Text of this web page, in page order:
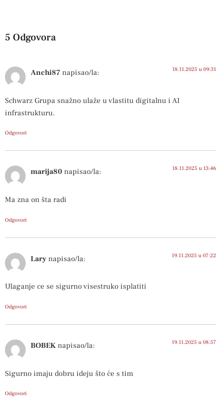
5 Odgovora
Anchi87 napisao/la: 18.11.2025 u 09:31
Schwarz Grupa snažno ulaže u vlastitu digitalnu i AI
infrastrukturu.
Odgovori
marija80 napisao/la: 18.11.2025 u 13:46
Ma zna on šta radi
Odgovori
Lary napisao/la: 19.11.2025 u 07:22
Ulaganje ce se sigurno visestruko isplatiti
Odgovori
BOBEK napisao/la: 19.11.2025 u 08:57
Sigurno imaju dobru ideju što će s tim
Odgovori